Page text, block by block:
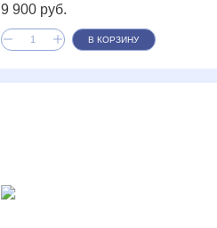
9 900 руб.
В КОРЗИНУ